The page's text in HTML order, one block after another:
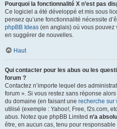
Pourquoi la fonctionnalité X n’est pas
Ce logiciel a été développé et mis sous
pensez qu’une fonctionnalité nécessite
phpBB Ideas (en anglais) où vous pouvez
en suggérer de nouvelles.
Haut
Qui contacter pour les abus ou les
forum ?
Contactez n’importe lequel des
forum ». Si vous restez sans réponse
du domaine (en faisant une recherche sur
utilisé (exemple : Yahoo!, Free, f2s.com,
abus. Notez que phpBB Limited n’a
être, en aucun cas, tenu pour responsable